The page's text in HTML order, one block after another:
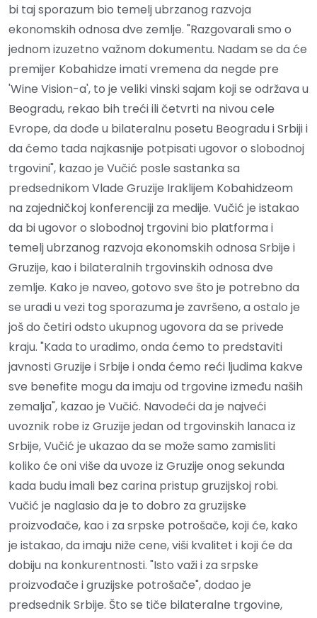
bi taj sporazum bio temelj ubrzanog razvoja
ekonomskih odnosa dve zemlje. "Razgovarali smo o
jednom izuzetno važnom dokumentu. Nadam se da će
premijer Kobahidze imati vremena da negde pre
'Wine Vision-a', to je veliki vinski sajam koji se održava u
Beogradu, rekao bih treći ili četvrti na nivou cele
Evrope, da dođe u bilateralnu posetu Beogradu i Srbiji i
da ćemo tada najkasnije potpisati ugovor o slobodnoj
trgovini", kazao je Vučić posle sastanka sa
predsednikom Vlade Gruzije Iraklijem Kobahidzeom
na zajedničkoj konferenciji za medije. Vučić je istakao
da bi ugovor o slobodnoj trgovini bio platforma i
temelj ubrzanog razvoja ekonomskih odnosa Srbije i
Gruzije, kao i bilateralnih trgovinskih odnosa dve
zemlje. Kako je naveo, gotovo sve što je potrebno da
se uradi u vezi tog sporazuma je završeno, a ostalo je
još do četiri odsto ukupnog ugovora da se privede
kraju. "Kada to uradimo, onda ćemo to predstaviti
javnosti Gruzije i Srbije i onda ćemo reći ljudima kakve
sve benefite mogu da imaju od trgovine između naših
zemalja", kazao je Vučić. Navodeći da je najveći
uvoznik robe iz Gruzije jedan od trgovinskih lanaca iz
Srbije, Vučić je ukazao da se može samo zamisliti
koliko će oni više da uvoze iz Gruzije onog sekunda
kada budu imali bez carina pristup gruzijskoj robi.
Vučić je naglasio da je to dobro za gruzijske
proizvođače, kao i za srpske potrošače, koji će, kako
je istakao, da imaju niže cene, viši kvalitet i koji će da
dobiju na konkurentnosti. "Isto važi i za srpske
proizvođače i gruzijske potrošače", dodao je
predsednik Srbije. Što se tiče bilateralne trgovine,